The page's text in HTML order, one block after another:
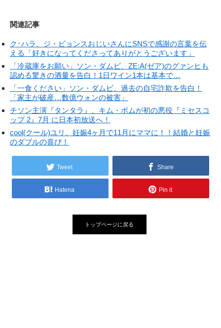
関連記事
ク･ハラ、ジ・ビョンスおじいさんにSNSで感謝の言葉を伝
える「好きになってくださってありがとうございます」
「冷蔵庫をお願い」ソン・ダムビ、ZE:A(ゼア)のグァンヒも
認める驚きの酒量を告白！1日ワイン1本は基本で…
「一食ください」ソン・ダムビ、過去の自宅詐欺を告白！
「家主が破産…数億ウォンの被害」
チソン主演『タンタラ』、キム・ボムが初の悪役『ミセスコ
ップ 2』7月 に日本初放送へ！
cool(クール)ユリ、妊娠4ヶ月で11月にママに！！結婚と妊娠
のダブルの喜び！
Tweet Share
Hatena Pin it
トップページに戻る